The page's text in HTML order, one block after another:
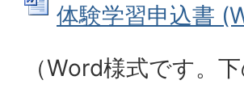
体験学習申込書
（Word様式です。